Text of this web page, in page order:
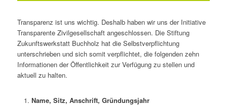
Transparenz ist uns wichtig. Deshalb haben wir uns der Initiative
Transparente Zivilgesellschaft angeschlossen. Die Stiftung
Zukunftswerkstatt Buchholz hat die Selbstverpflichtung
unterschrieben und sich somit verpflichtet, die folgenden zehn
Informationen der Öffentlichkeit zur Verfügung zu stellen und
aktuell zu halten.
Name, Sitz, Anschrift, Gründungsjahr